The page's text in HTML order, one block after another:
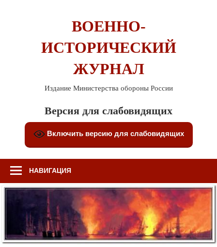
ВОЕННО-
ИСТОРИЧЕСКИЙ
ЖУРНАЛ
Издание Министерства обороны России
Версия для слабовидящих
Включить версию для слабовидящих
НАВИГАЦИЯ